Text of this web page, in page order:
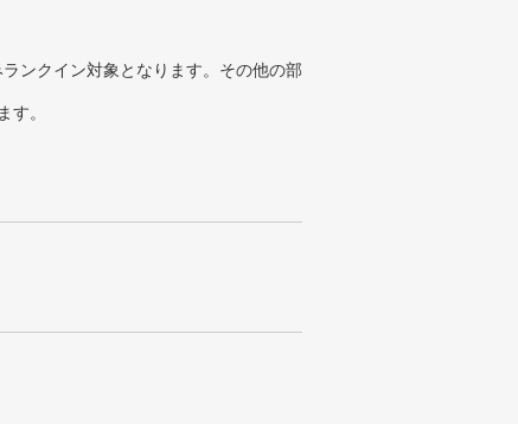
ンクイン対象となります。その他の部
す。